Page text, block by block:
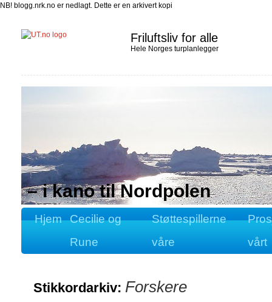
NB! blogg.nrk.no er nedlagt. Dette er en arkivert kopi
Friluftsliv for alle
Hele Norges turplanlegger
– i kano til Nordpolen
Hjem
Cecilie og
Rune
Støttespillerne
våre
vårt
Stikkordarkiv: Forskere